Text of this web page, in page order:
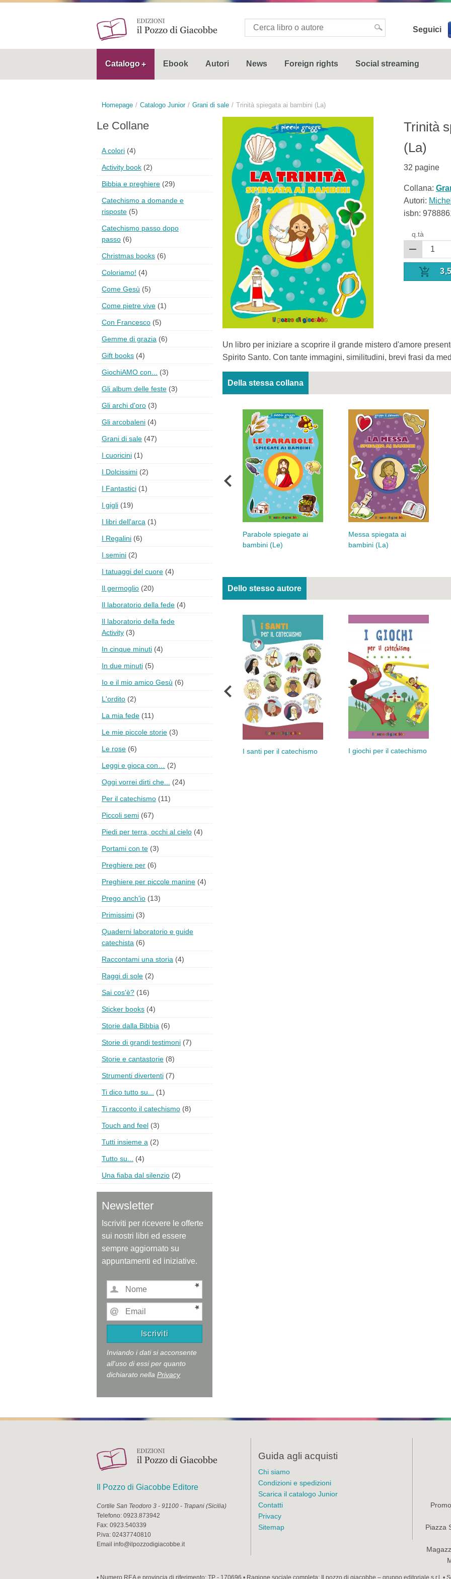
Seguici
Catalogo Ebook Autori News Foreign rights Social streaming
Homepage Catalogo Junior Grani di sale Trinità spiegata ai bambini (La)
Trinità
(La)
32 pagine
Collana:
Autori:
isbn:
q.tà
Un libro per iniziare a scoprire il grande mistero d'amore
Spirito Santo. Con tante immagini, similitudini, brevi frasi da
Della stessa collana
Parabole spiegate ai
bambini (Le)
Messa spiegata ai
bambini (La)
Dello stesso autore
I santi per il catechismo I giochi per il catechismo
Le Collane
A colori (4)
Activity book (2)
Bibbia e preghiere (29)
Catechismo a domande e
risposte (5)
Catechismo passo dopo
passo (6)
Christmas books (6)
Coloriamo! (4)
Come Gesù (5)
Come pietre vive (1)
Con Francesco (5)
Gemme di grazia (6)
Gift books (4)
GiochiAMO con... (3)
Gli album delle feste (3)
Gli archi d'oro (3)
Gli arcobaleni (4)
Grani di sale (47)
I cuoricini (1)
I Dolcissimi (2)
I Fantastici (1)
I gigli (19)
I libri dell'arca (1)
I Regalini (6)
I semini (2)
I tatuaggi del cuore (4)
Il germoglio (20)
Il laboratorio della fede (4)
Il laboratorio della fede
Activity (3)
In cinque minuti (4)
In due minuti (5)
Io e il mio amico Gesù (6)
L'ordito (2)
La mia fede (11)
Le mie piccole storie (3)
Le rose (6)
Leggi e gioca con… (2)
Oggi vorrei dirti che... (24)
Per il catechismo (11)
Piccoli semi (67)
Piedi per terra, occhi al cielo (4)
Portami con te (3)
Preghiere per (6)
Preghiere per piccole manine (4)
Prego anch'io (13)
Primissimi (3)
Quaderni laboratorio e guide
catechista (6)
Raccontami una storia (4)
Raggi di sole (2)
Sai cos'è? (16)
Sticker books (4)
Storie dalla Bibbia (6)
Storie di grandi testimoni (7)
Storie e cantastorie (8)
Strumenti divertenti (7)
Ti dico tutto su... (1)
Ti racconto il catechismo (8)
Touch and feel (3)
Tutti insieme a (2)
Tutto su... (4)
Una fiaba dal silenzio (2)
Newsletter
Iscriviti per ricevere le offerte
sui nostri libri ed essere
sempre aggiornato su
appuntamenti ed iniziative.
Inviando i dati si acconsente
all'uso di essi per quanto
dichiarato nella Privacy
Il Pozzo di Giacobbe Editore
Cortile San Teodoro 3 - 91100 - Trapani (Sicilia)
Telefono: 0923.873942
Fax: 0923.540339
P.iva: 02437740810
Email info@ilpozzodigiacobbe.it
Guida agli acquisti
Chi siamo
Condizioni e spedizioni
Scarica il catalogo Junior
Contatti
Privacy
Sitemap
Piazza